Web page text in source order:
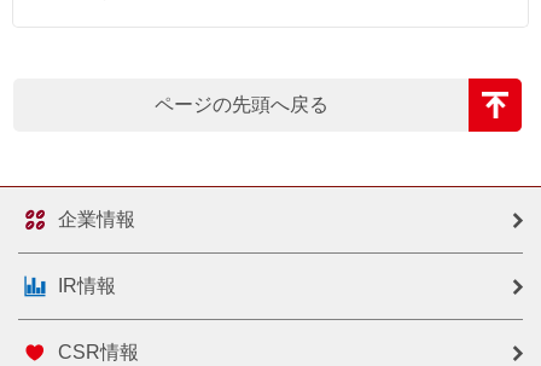
ページの先頭へ戻る
企業情報
IR情報
CSR情報